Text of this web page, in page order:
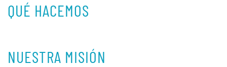
QUÉ HACEMOS
NUESTRA MISIÓN